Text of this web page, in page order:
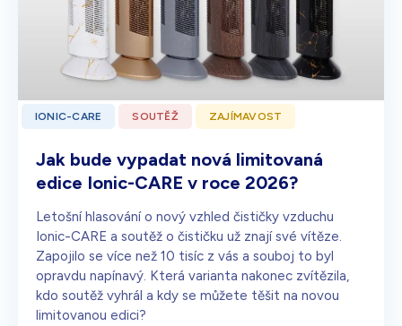
IONIC-CARE SOUTĚŽ ZAJÍMAVOST
Jak bude vypadat nová limitovaná
edice Ionic-CARE v roce 2026?
Letošní hlasování o nový vzhled čističky vzduchu
Ionic-CARE a soutěž o čističku už znají své vítěze.
Zapojilo se více než 10 tisíc z vás a souboj to byl
opravdu napínavý. Která varianta nakonec zvítězila,
kdo soutěž vyhrál a kdy se můžete těšit na novou
limitovanou edici?